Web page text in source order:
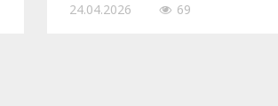
24.04.2026 69